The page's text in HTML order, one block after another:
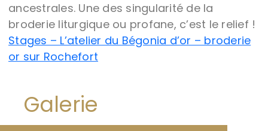
ancestrales. Une des singularité de la
broderie liturgique ou profane, c’est le relief !
Stages – L’atelier du Bégonia d’or – broderie
or sur Rochefort
Galerie